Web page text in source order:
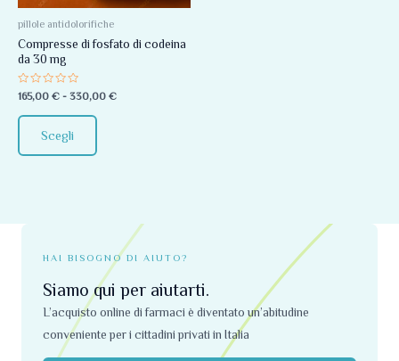
pillole antidolorifiche
Compresse di fosfato di codeina
da 30 mg
Valutato
0
su
5
165,00 € - 330,00 €
Scegli
opzioni
possono
scelte
del
HAI BISOGNO DI AIUTO?
Siamo qui per aiutarti.
L’acquisto online di farmaci è diventato un’abitudine
conveniente per i cittadini privati ​​in Italia